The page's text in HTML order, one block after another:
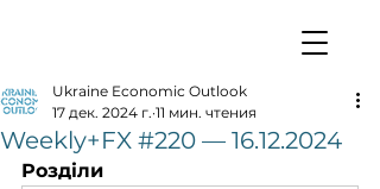
Weekly+FX #220 — 16.12.2024
Ukraine Economic Outlook
17 дек. 2024 г. 11 мин. чтения
Розділи